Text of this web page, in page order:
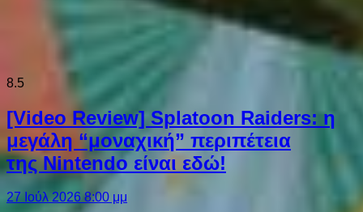
8.5
[Video Review] Splatoon Raiders: η
μεγάλη “μοναχική” περιπέτεια
της Nintendo είναι εδώ!
27 Ιούλ 2026 8:00 μμ